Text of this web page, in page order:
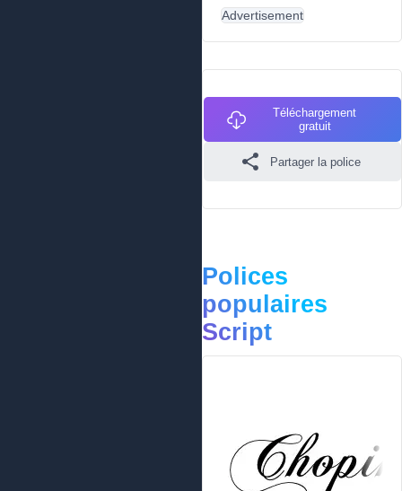
Advertisement
Téléchargement
gratuit
Partager la police
Polices
populaires
Script